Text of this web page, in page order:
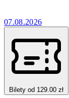
07.08.2026
Bilety od 129.00 zł